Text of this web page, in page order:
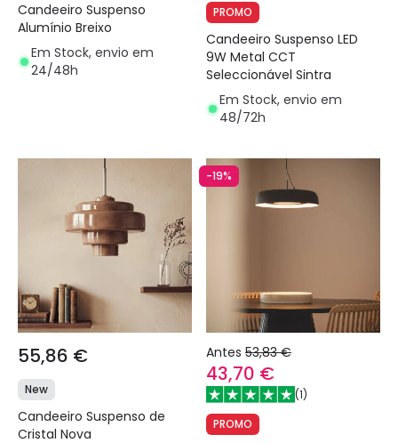
Candeeiro Suspenso
Alumínio Breixo
Em Stock, envio em
24/48h
PROMO
Candeeiro Suspenso LED
9W Metal CCT
Seleccionável Sintra
Em Stock, envio em
48/72h
55,86 €
New
Candeeiro Suspenso de
Cristal Nova
-19%
Antes 53,83 €
43,70 €
(1)
PROMO